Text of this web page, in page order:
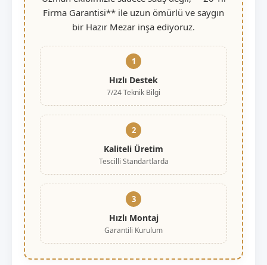
Firma Garantisi** ile uzun ömürlü ve saygın
bir Hazır Mezar inşa ediyoruz.
1
Hızlı Destek
7/24 Teknik Bilgi
2
Kaliteli Üretim
Tescilli Standartlarda
3
Hızlı Montaj
Garantili Kurulum